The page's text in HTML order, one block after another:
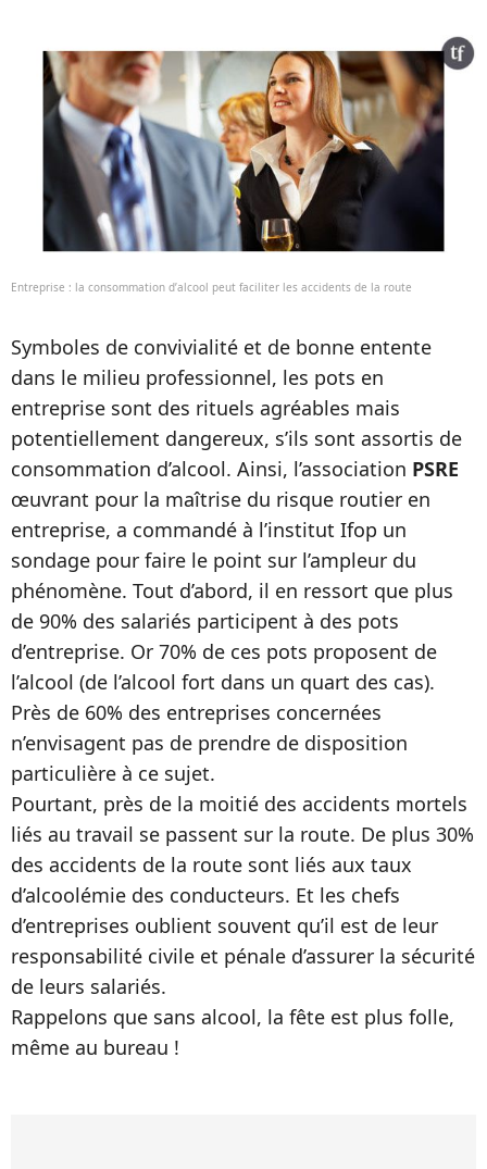
Entreprise : la consommation d’alcool peut faciliter les accidents de la route
Symboles de convivialité et de bonne entente
dans le milieu professionnel, les pots en
entreprise sont des rituels agréables mais
potentiellement dangereux, s’ils sont assortis de
consommation d’alcool. Ainsi, l’association PSRE
œuvrant pour la maîtrise du risque routier en
entreprise, a commandé à l’institut Ifop un
sondage pour faire le point sur l’ampleur du
phénomène. Tout d’abord, il en ressort que plus
de 90% des salariés participent à des pots
d’entreprise. Or 70% de ces pots proposent de
l’alcool (de l’alcool fort dans un quart des cas).
Près de 60% des entreprises concernées
n’envisagent pas de prendre de disposition
particulière à ce sujet.
Pourtant, près de la moitié des accidents mortels
liés au travail se passent sur la route. De plus 30%
des accidents de la route sont liés aux taux
d’alcoolémie des conducteurs. Et les chefs
d’entreprises oublient souvent qu’il est de leur
responsabilité civile et pénale d’assurer la sécurité
de leurs salariés.
Rappelons que sans alcool, la fête est plus folle,
même au bureau !